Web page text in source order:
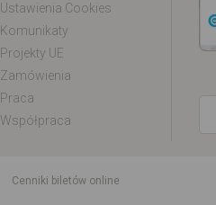
Ustawienia Cookies
Komunikaty
Projekty UE
Zamówienia
Praca
Współpraca
Cenniki biletów online